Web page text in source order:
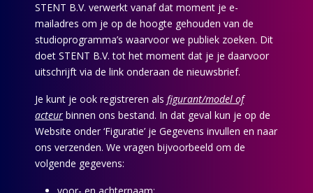
STENT B.V. verwerkt vanaf dat moment je e-
mailadres om je op de hoogte gehouden van de
studioprogramma’s waarvoor we publiek zoeken. Dit
doet STENT B.V. tot het moment dat je je daarvoor
uitschrijft via de link onderaan de nieuwsbrief.
Je kunt je ook registreren als figurant/model of
acteur binnen ons bestand. In dat geval kun je op de
Website onder ‘Figuratie’ je Gegevens invullen en naar
ons verzenden. We vragen bijvoorbeeld om de
volgende gegevens: